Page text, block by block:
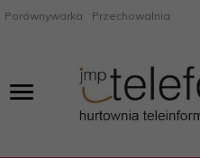
Porównywarka Przechowalnia